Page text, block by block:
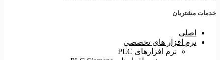
خدمات مشتریان
اصلی
نرم افزار های تخصصی
نرم افزارهای PLC